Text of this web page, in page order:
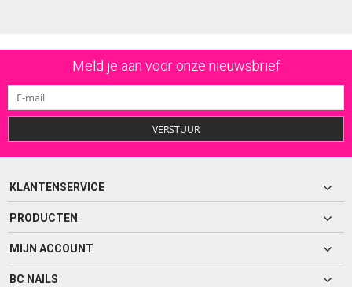
Meld je aan voor onze nieuwsbrief
VERSTUUR
KLANTENSERVICE
PRODUCTEN
MIJN ACCOUNT
BC NAILS